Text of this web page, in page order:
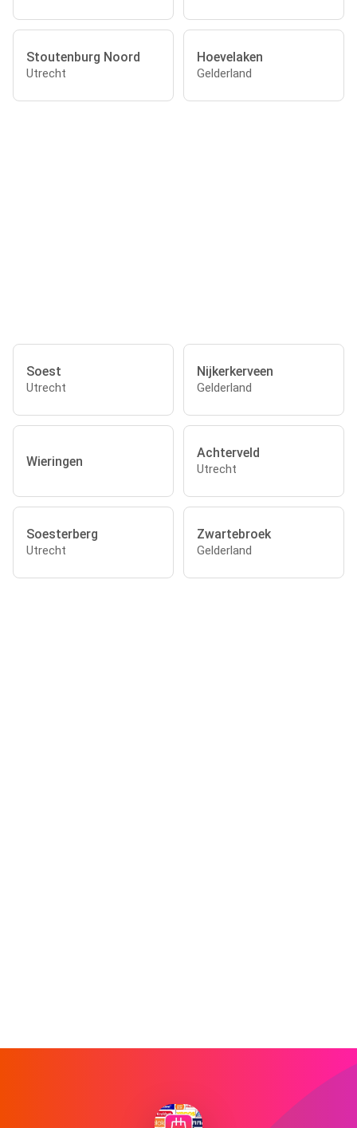
Stoutenburg Noord
Utrecht
Hoevelaken
Gelderland
Soest
Utrecht
Nijkerkerveen
Gelderland
Wieringen
Achterveld
Utrecht
Soesterberg
Utrecht
Zwartebroek
Gelderland